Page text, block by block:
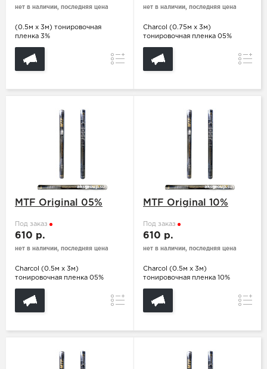
нет в наличии, последняя цена
(0.5м х 3м) тонировочная
пленка 3%
Сравнение
нет в наличии, последняя цена
Charcol (0.75м х 3м)
тонировочная пленка 05%
MTF Original 05%
Под заказ
610 р.
нет в наличии, последняя цена
Charcol (0.5м х 3м)
тонировочная пленка 05%
Сравнение
MTF Original 10%
Под заказ
610 р.
нет в наличии, последняя цена
Charcol (0.5м х 3м)
тонировочная пленка 10%